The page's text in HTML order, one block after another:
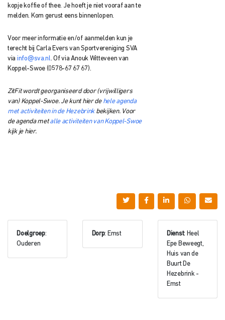
kopje koffie of thee. Je hoeft je niet vooraf aan te
melden. Kom gerust eens binnenlopen.
Voor meer informatie en/of aanmelden kun je
terecht bij Carla Evers van Sportvereniging SVA
via info@sva.nl. Of via Anouk Witteveen van
Koppel-Swoe (0578-67 67 67).
ZitFit wordt georganiseerd door (vrijwilligers
van) Koppel-Swoe. Je kunt hier de hele agenda
met activiteiten in de Hezebrinkbekijken. Voor
de agenda metalle activiteiten van Koppel-Swoe
kijk je hier.
Doelgroep:
Ouderen
Dorp: Emst Dienst: Heel
Epe Beweegt,
Huis van de
Buurt De
Hezebrink -
Emst